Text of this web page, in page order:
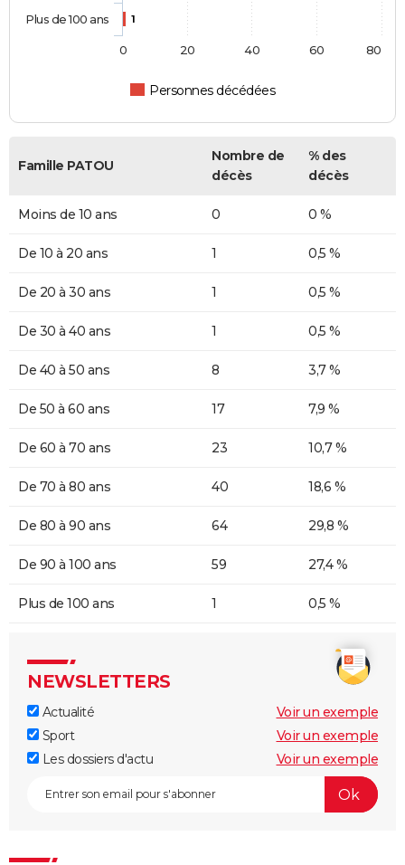
1
Personnes décédées
Plus de 100 ans
0 20 40 60 80
Famille PATOU
Nombre de
décès
% des
décès
Moins de 10 ans 0 0 %
De 10 à 20 ans 1 0,5 %
De 20 à 30 ans 1 0,5 %
De 30 à 40 ans 1 0,5 %
De 40 à 50 ans 8 3,7 %
De 50 à 60 ans 17 7,9 %
De 60 à 70 ans 23 10,7 %
De 70 à 80 ans 40 18,6 %
De 80 à 90 ans 64 29,8 %
De 90 à 100 ans 59 27,4 %
Plus de 100 ans 1 0,5 %
NEWSLETTERS
Actualité
Voir un exemple
Sport
Voir un exemple
Les dossiers d'actu
Voir un exemple